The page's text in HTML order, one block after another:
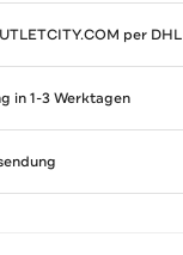
per DHL
in 1-3 Werktagen